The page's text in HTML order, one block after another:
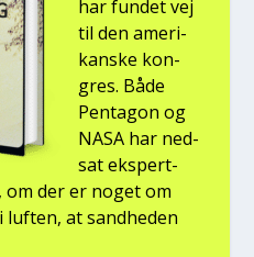
har fun­det vej
til den ame­ri­
kan­ske kon­
gres. Både
Pen­ta­gon og
NASA har ned­
sat eks­pert­
der er noget om
luf­ten, at sand­he­den